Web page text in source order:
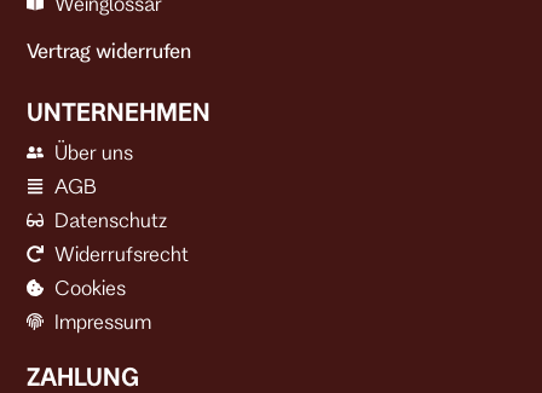
Vertrag widerrufen
UNTERNEHMEN
Über uns
AGB
Datenschutz
Widerrufsrecht
Cookies
Impressum
ZAHLUNG